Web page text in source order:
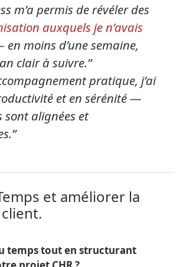
m’a permis de révéler des
auxquels je n’avais
moins d’une semaine,
clair à suivre.”
pratique, j’ai
et en sérénité —
sont alignées et
et améliorer la
temps tout en structurant